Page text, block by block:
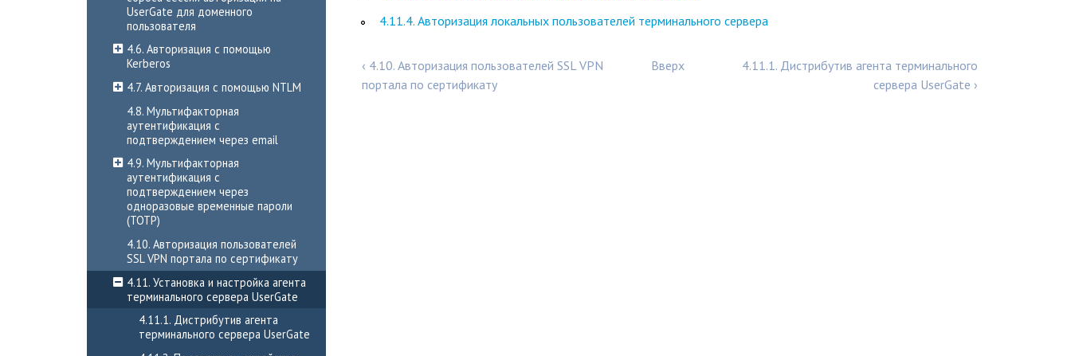
UserGate для доменного
пользователя
4.6. Авторизация с помощью
Kerberos
4.7. Авторизация с помощью NTLM
4.8. Мультифакторная
аутентификация с
подтверждением через email
4.9. Мультифакторная
аутентификация с
подтверждением через
одноразовые временные пароли
(TOTP)
4.10. Авторизация пользователей
SSL VPN портала по сертификату
4.11. Установка и настройка агента
терминального сервера UserGate
4.11.1. Дистрибутив агента
терминального сервера UserGate
4.11.4. Авторизация локальных пользователей терминального сервера
‹ 4.10. Авторизация пользователей SSL VPN
портала по сертификату
Вверх
4.11.1. Дистрибутив агента терминального
сервера UserGate ›